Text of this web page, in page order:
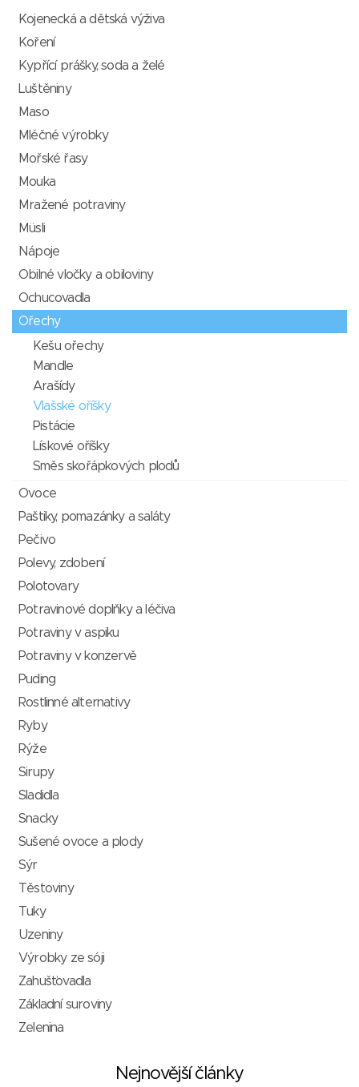
Kojenecká a dětská výživa
Koření
Kypřící prášky, soda a želé
Luštěniny
Maso
Mléčné výrobky
Mořské řasy
Mouka
Mražené potraviny
Müsli
Nápoje
Obilné vločky a obiloviny
Ochucovadla
Ořechy
Kešu ořechy
Mandle
Arašídy
Vlašské oříšky
Pistácie
Lískové oříšky
Směs skořápkových plodů
Ovoce
Paštiky, pomazánky a saláty
Pečivo
Polevy, zdobení
Polotovary
Potravinové doplňky a léčiva
Potraviny v aspiku
Potraviny v konzervě
Puding
Rostlinné alternativy
Ryby
Rýže
Sirupy
Sladidla
Snacky
Sušené ovoce a plody
Sýr
Těstoviny
Tuky
Uzeniny
Výrobky ze sóji
Zahušťovadla
Základní suroviny
Zelenina
Nejnovější články